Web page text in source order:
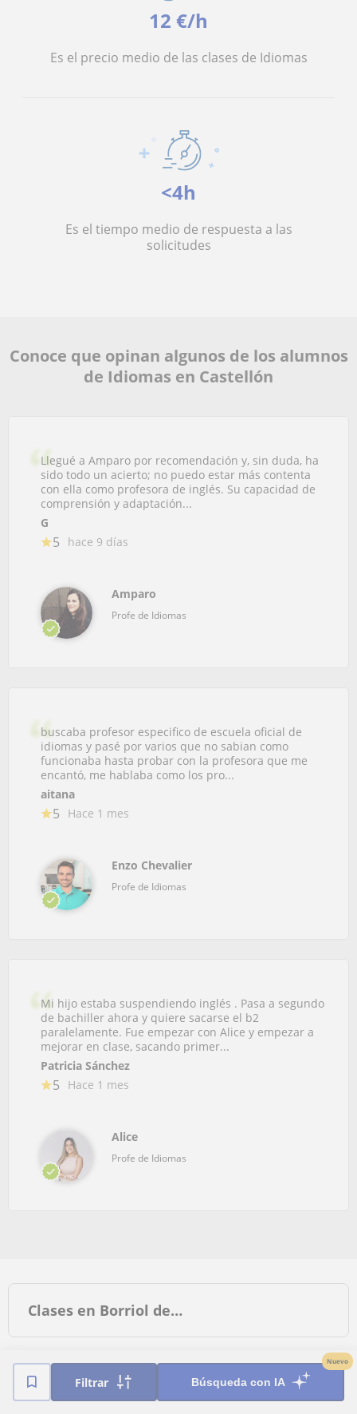
Filtrar Búsqueda con IA
Nuevo
12 €/h
Es el precio medio de las clases de Idiomas
<4h
Es el tiempo medio de respuesta a las
solicitudes
Conoce que opinan algunos de los alumnos
de Idiomas en Castellón
Llegué a Amparo por recomendación y, sin duda, ha
sido todo un acierto; no puedo estar más contenta
con ella como profesora de inglés. Su capacidad de
comprensión y adaptación...
G
5 hace 9 días
Amparo
Profe de Idiomas
buscaba profesor especifico de escuela oficial de
idiomas y pasé por varios que no sabian como
funcionaba hasta probar con la profesora que me
encantó, me hablaba como los pro...
aitana
5 Hace 1 mes
Enzo Chevalier
Profe de Idiomas
Mi hijo estaba suspendiendo inglés . Pasa a segundo
de bachiller ahora y quiere sacarse el b2
paralelamente. Fue empezar con Alice y empezar a
mejorar en clase, sacando primer...
Patricia Sánchez
5 Hace 1 mes
Alice
Profe de Idiomas
Clases en Borriol de…
Clases de Inglés
Clases de Español para
extranjeros